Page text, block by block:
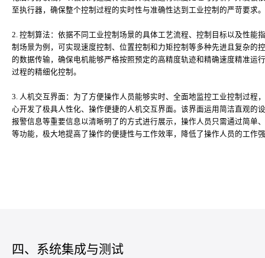
至执行器，确保整个控制过程的实时性与准确性达到工业控制的严苛要求。
2. 控制算法：依据不同工业控制场景的具体工艺流程、控制目标以及性能
制场景为例，可实现速度控制、位置控制和力矩控制等多种先进且复杂的
的数据传输，确保电机能够严格按照预定的高精度轨迹和精确速度精准运
过程的精细化控制。
3. 人机交互界面：为了方便操作人员能够实时、全面地监控工业控制过程
心开发了极具人性化、操作便捷的人机交互界面。该界面运用简洁直观的
报警信息等重要信息以清晰明了的方式进行展示，操作人员只需通过简单
等功能，极大地提高了操作的便捷性与工作效率，降低了操作人员的工作
四、系统集成与测试